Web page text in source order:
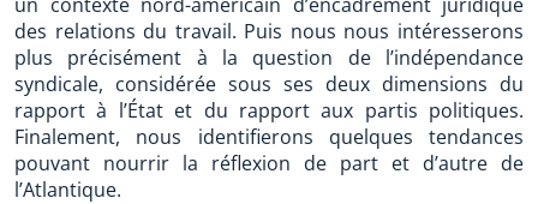
des relations du travail. Puis nous nous intéresserons
plus précisément à la question de l’indépendance
syndicale, considérée sous ses deux dimensions du
rapport à l’État et du rapport aux partis politiques.
Finalement, nous identifierons quelques tendances
pouvant nourrir la réflexion de part et d’autre de
l’Atlantique.